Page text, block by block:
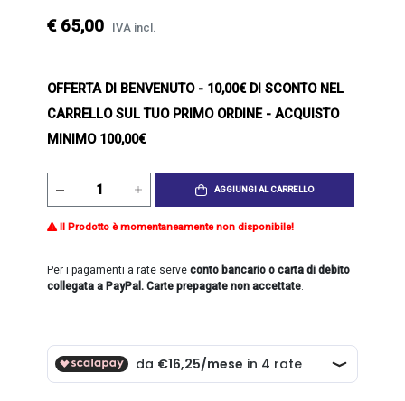
€ 65,00 IVA incl.
OFFERTA DI BENVENUTO- 10,00€ DI SCONTO NEL
CARRELLO SUL TUO PRIMO ORDINE - ACQUISTO
MINIMO 100,00€
AGGIUNGI AL CARRELLO
Il Prodotto è momentaneamente non disponibile!
Per i pagamenti a rate serveconto bancario o carta di debito
collegata a PayPal. Carte prepagate non accettate.